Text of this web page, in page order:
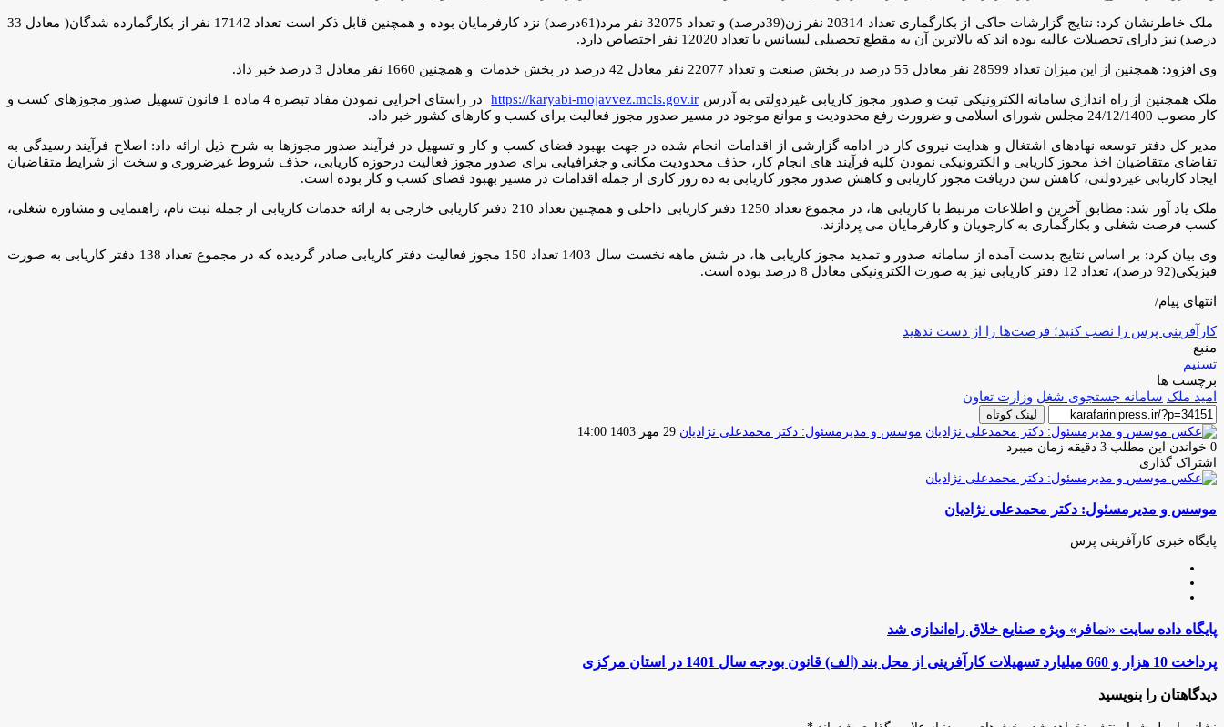
ملک خاطرنشان کرد: نتایج گزارشات حاکی از بکارگماری تعداد 20314 نفر زن(39درصد) و تعداد 32075 نفر مرد(61درصد) نزد کارفرمایان بوده و همچنین قابل ذکر است تعداد 17142 نفر از بکارگمارده شدگان( معادل 33
درصد) نیز دارای تحصیلات عالیه بوده اند که بالاترین آن به مقطع تحصیلی لیسانس با تعداد 12020 نفر اختصاص دارد.
وی افزود: همچنین از این میزان تعداد 28599 نفر معادل 55 درصد در بخش صنعت و تعداد 22077 نفر معادل 42 درصد در بخش خدمات و همچنین 1660 نفر معادل 3 درصد خبر داد.
ملک همچنین از راه اندازی سامانه الکترونیکی ثبت و صدور مجوز کاریابی غیردولتی به آدرس https://karyabi-mojavvez.mcls.gov.ir
در راستای اجرایی نمودن مفاد تبصره 4 ماده 1 قانون تسهیل صدور مجوزهای کسب و
کار مصوب 24/12/1400 مجلس شورای اسلامی و ضرورت رفع محدودیت و موانع موجود در مسیر صدور مجوز فعالیت برای کسب و کارهای کشور خبر داد.
مدیر کل دفتر توسعه نهادهای اشتغال و هدایت نیروی کار در ادامه گزارشی از اقدامات انجام شده در جهت بهبود فضای کسب و کار و تسهیل در فرآیند صدور مجوزها به شرح ذیل ارائه داد: اصلاح فرآیند رسیدگی به
تقاضای متقاضیان اخذ مجوز کاریابی و الکترونیکی نمودن کلیه فرآیند های انجام کار، حذف محدودیت مکانی و جغرافیایی برای صدور مجوز فعالیت درحوزه کاریابی، حذف شروط غیرضروری و سخت از شرایط متقاضیان
ایجاد کاریابی غیردولتی، کاهش سن دریافت مجوز کاریابی و کاهش صدور مجوز کاریابی به ده روز کاری از جمله اقدامات در مسیر بهبود فضای کسب و کار بوده است.
ملک یاد آور شد: مطابق آخرین و اطلاعات مرتبط با کاریابی ها، در مجموع تعداد 1250 دفتر کاریابی داخلی و همچنین تعداد 210 دفتر کاریابی خارجی به ارائه خدمات کاریابی از جمله ثبت نام، راهنمایی و مشاوره شغلی،
کسب فرصت شغلی و بکارگماری به کارجویان و کارفرمایان می پردازند.
وی بیان کرد: بر اساس نتایج بدست آمده از سامانه صدور و تمدید مجوز کاریابی ها، در شش ماهه نخست سال 1403 تعداد 150 مجوز فعالیت دفتر کاریابی صادر گردیده که در مجموع تعداد 138 دفتر کاریابی به صورت
فیزیکی(92 درصد)، تعداد 12 دفتر کاریابی نیز به صورت الکترونیکی معادل 8 درصد بوده است.
انتهای پیام/
کارآفرینی پرس را نصب کنید؛ فرصت‌ها را از دست ندهید
منبع
تسنیم
برچسب ها
امید ملک سامانه جستجوی شغل وزارت تعاون
لینک کوتاه
موسس و مدیرمسئول: دکتر محمدعلی نژادیان ارسال
29 مهر 1403 14:00
0 خواندن این مطلب 3 دقیقه زمان میبرد
اشتراک گذاری
فیس
توئیتر
لینکدین
واتس
تلگرام
اشتراک
از
ایمیل
چاپ
موسس و مدیرمسئول: دکتر محمدعلی نژادیان
پایگاه خبری کارآفرینی پرس
پایگاه
داده
سایت
«نمافر»
ویژه
صنایع
خلاق
پایگاه داده سایت «نمافر» ویژه صنایع خلاق راه‌اندازی شد
پرداخت
10
هزار
660
پرداخت 10 هزار و 660 میلیارد تسهیلات كارآفرینی از محل بند (الف) قانون بودجه سال 1401 در استان مركزی
دیدگاهتان را بنویسید